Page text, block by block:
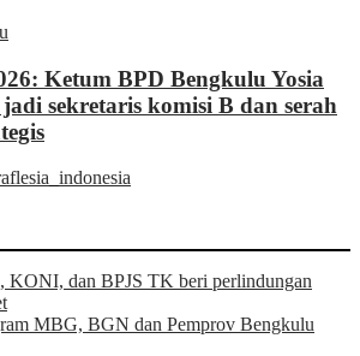
Ketum BPD Bengkulu Yosia
sekretaris komisi B dan serah
KONI, dan BPJS TK beri perlindungan
MBG, BGN dan Pemprov Bengkulu